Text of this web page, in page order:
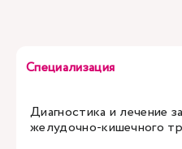
Специализация
Диагностика и лечение
желудочно-кишечного